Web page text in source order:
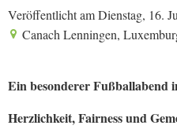
Veröffentlicht am Dienstag, 16.
Canach Lenningen,
Ein besonderer Fußballabend
Herzlichkeit, Fairness und